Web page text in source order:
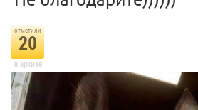
отметили
20
в архиве